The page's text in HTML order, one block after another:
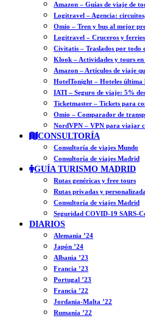
Amazon – Guías de viaje de
Logitravel – Agencia:
Omio – Tren y bus al mejor
Logitravel – Cruceros y
Civitatis – Traslados por todo
Klook – Actividades y tours en
Amazon – Artículos de viaje
HotelTonight – Hoteles
IATI – Seguro de viaje: 5%
Ticketmaster – Tickets para
Omio – Comparador de
NordVPN – VPN para viajar
CONSULTORÍA
Consultoría de viajes Mundo
Consultoría de viajes Madrid
GUÍA TURISMO MADRID
Rutas genéricas y free tours
Rutas privadas y
Consultoría de viajes Madrid
Seguridad COVID-19 SARS-
DIARIOS
Alemania ’24
Japón ’24
Albania ’23
Francia ’23
Portugal ’23
Francia ’22
Jordania-Malta ’22
Rumanía ’22